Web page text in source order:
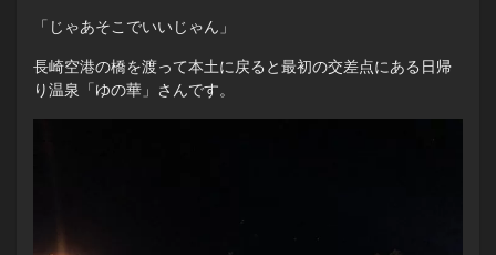
「じゃあそこでいいじゃん」
長崎空港の橋を渡って本土に戻ると最初の交差点にある日帰
り温泉「ゆの華」さんです。